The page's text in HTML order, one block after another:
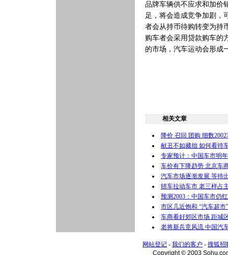
品牌车辆供不应求和加价
足，将会造成竞争加剧，
者会从持币待购转变为持
购车者会采用贷款购车的
的市场，汽车运动会形成
相关文章
降价 召回 团购 细数
献丑不如藏拙 如何看待
专家预计：中国车市明
车价有下降趋势 北京车
汽车市场逐渐发展 等待
轿车拉动车市 老三样占
预测2003：中国车市仍
市区几近饱和 “汽车超市
车商看好郊区市场 距城
老将新兵竞风流 中国汽
网站登记 - 我们的客户 - 搜狐招
Copyright © 2003